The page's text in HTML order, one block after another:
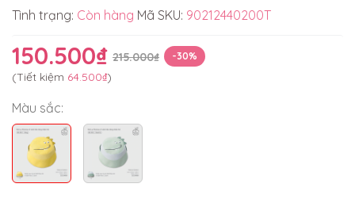
Tình trạng: Còn hàng Mã SKU: 90212440200T
150.500₫ 215.000₫ -30%
(Tiết kiệm 64.500₫)
Màu sắc: